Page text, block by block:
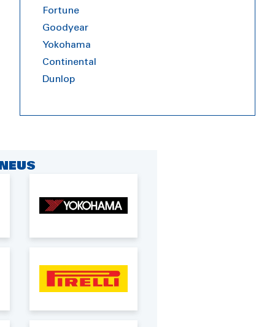
Fortune
Goodyear
Yokohama
Continental
Dunlop